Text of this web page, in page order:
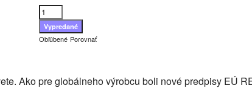
Obľúbené Porovnať
Ako pre globálneho výrobcu boli nové predpisy EÚ